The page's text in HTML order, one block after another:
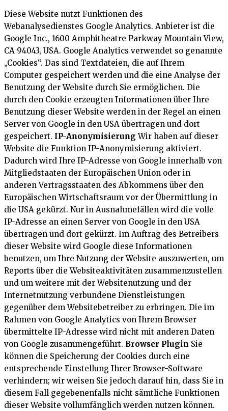
Diese Website nutzt Funktionen des
Webanalysedienstes Google Analytics. Anbieter ist die
Google Inc., 1600 Amphitheatre Parkway Mountain View,
CA 94043, USA. Google Analytics verwendet so genannte
„Cookies“. Das sind Textdateien, die auf Ihrem
Computer gespeichert werden und die eine Analyse der
Benutzung der Website durch Sie ermöglichen. Die
durch den Cookie erzeugten Informationen über Ihre
Benutzung dieser Website werden in der Regel an einen
Server von Google in den USA übertragen und dort
gespeichert. IP-Anonymisierung Wir haben auf dieser
Website die Funktion IP-Anonymisierung aktiviert.
Dadurch wird Ihre IP-Adresse von Google innerhalb von
Mitgliedstaaten der Europäischen Union oder in
anderen Vertragsstaaten des Abkommens über den
Europäischen Wirtschaftsraum vor der Übermittlung in
die USA gekürzt. Nur in Ausnahmefällen wird die volle
IP-Adresse an einen Server von Google in den USA
übertragen und dort gekürzt. Im Auftrag des Betreibers
dieser Website wird Google diese Informationen
benutzen, um Ihre Nutzung der Website auszuwerten, um
Reports über die Websiteaktivitäten zusammenzustellen
und um weitere mit der Websitenutzung und der
Internetnutzung verbundene Dienstleistungen
gegenüber dem Websitebetreiber zu erbringen. Die im
Rahmen von Google Analytics von Ihrem Browser
übermittelte IP-Adresse wird nicht mit anderen Daten
von Google zusammengeführt. Browser Plugin Sie
können die Speicherung der Cookies durch eine
entsprechende Einstellung Ihrer Browser-Software
verhindern; wir weisen Sie jedoch darauf hin, dass Sie in
diesem Fall gegebenenfalls nicht sämtliche Funktionen
dieser Website vollumfänglich werden nutzen können.